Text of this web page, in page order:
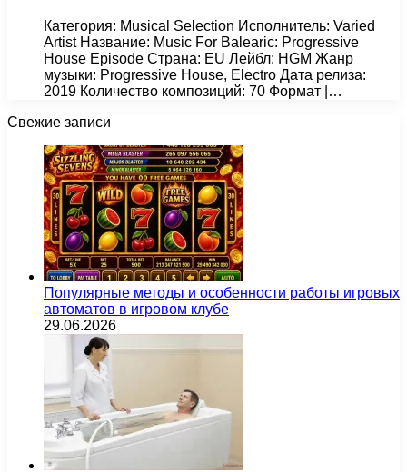
Категория: Musical Selection Исполнитель: Varied
Artist Название: Music For Balearic: Progressive
House Episode Страна: EU Лейбл: HGM Жанр
музыки: Progressive House, Electro Дата релиза:
2019 Количество композиций: 70 Формат |…
Свежие записи
Популярные методы и особенности работы игровых
автоматов в игровом клубе
29.06.2026